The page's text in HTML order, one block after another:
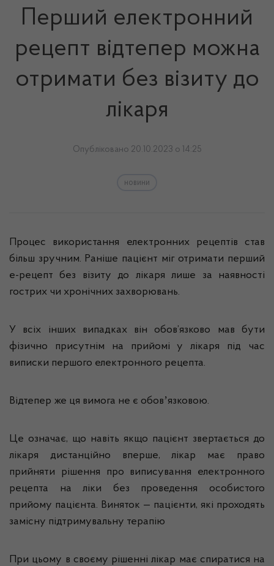
Перший електронний
рецепт відтепер можна
отримати без візиту до
лікаря
Опубліковано 20.10.2023 о 14:25
новини
Процес використання електронних рецептів став
більш зручним. Раніше пацієнт міг отримати перший
е-рецепт без візиту до лікаря лише за наявності
гострих чи хронічних захворювань.
У всіх інших випадках він обов’язково мав бути
фізично присутнім на прийомі у лікаря під час
виписки першого електронного рецепта.
Відтепер же ця вимога не є обовʼязковою.
Це означає, що навіть якщо пацієнт звертається до
лікаря дистанційно вперше, лікар має право
прийняти рішення про виписування електронного
рецепта на ліки без проведення особистого
прийому пацієнта. Виняток — пацієнти, які проходять
замісну підтримувальну терапію
При цьому в своєму рішенні лікар має спиратися на